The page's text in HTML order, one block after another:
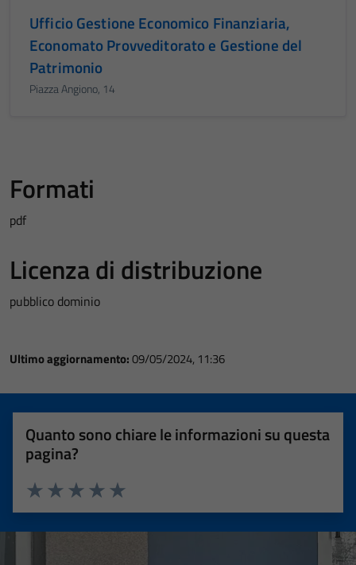
Ufficio Gestione Economico Finanziaria,
Economato Provveditorato e Gestione del
Patrimonio
Piazza Angiono, 14
Formati
pdf
Licenza di distribuzione
pubblico dominio
Ultimo aggiornamento:09/05/2024, 11:36
Quanto sono chiare le informazioni su questa
pagina?
Valuta 5 stelle su 5
Valuta 4 stelle su 5
Valuta 3 stelle su 5
Valuta 2 stelle su 5
Valuta 1 stelle su 5